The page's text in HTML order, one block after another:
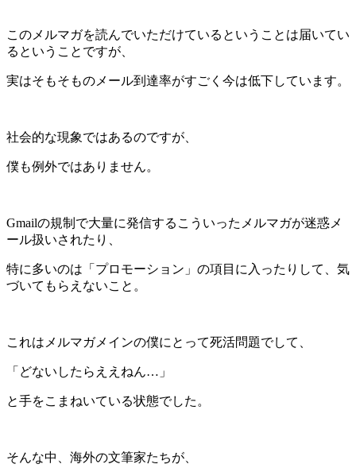
このメルマガを読んでいただけているということは届いてい
るということですが、
実はそもそものメール到達率がすごく今は低下しています。
社会的な現象ではあるのですが、
僕も例外ではありません。
Gmailの規制で大量に発信するこういったメルマガが迷惑メ
ール扱いされたり、
特に多いのは「プロモーション」の項目に入ったりして、気
づいてもらえないこと。
これはメルマガメインの僕にとって死活問題でして、
「どないしたらええねん…」
と手をこまねいている状態でした。
そんな中、海外の文筆家たちが、